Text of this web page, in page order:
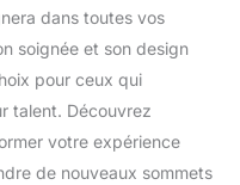
dans toutes vos
soignée et son design
pour ceux qui
talent. Découvrez
votre expérience
de nouveaux sommets